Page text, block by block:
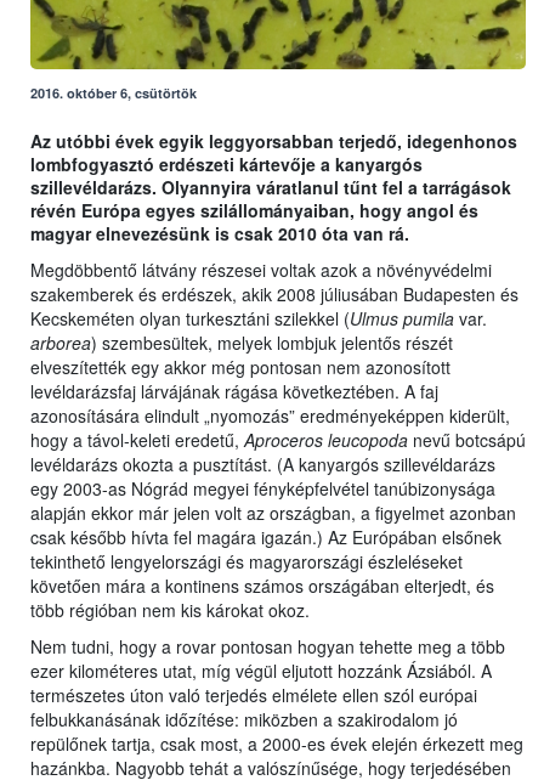
2016. október 6, csütörtök
Az utóbbi évek egyik leggyorsabban terjedő, idegenhonos
lombfogyasztó erdészeti kártevője a kanyargós
szillevéldarázs. Olyannyira váratlanul tűnt fel a tarrágások
révén Európa egyes szilállományaiban, hogy angol és
magyar elnevezésünk is csak 2010 óta van rá.
Megdöbbentő látvány részesei voltak azok a növényvédelmi
szakemberek és erdészek, akik 2008 júliusában Budapesten és
Kecskeméten olyan turkesztáni szilekkel (Ulmus pumila var.
arborea) szembesültek, melyek lombjuk jelentős részét
elveszítették egy akkor még pontosan nem azonosított
levéldarázsfaj lárvájának rágása következtében. A faj
azonosítására elindult „nyomozás” eredményeképpen kiderült,
hogy a távol-keleti eredetű,Aproceros leucopoda nevű botcsápú
levéldarázs okozta a pusztítást. (A kanyargós szillevéldarázs
egy 2003-as Nógrád megyei fényképfelvétel tanúbizonysága
alapján ekkor már jelen volt az országban, a figyelmet azonban
csak később hívta fel magára igazán.) Az Európában elsőnek
tekinthető lengyelországi és magyarországi észleléseket
követően mára a kontinens számos országában elterjedt, és
több régióban nem kis károkat okoz.
Nem tudni, hogy a rovar pontosan hogyan tehette meg a több
ezer kilométeres utat, míg végül eljutott hozzánk Ázsiából. A
természetes úton való terjedés elmélete ellen szól európai
felbukkanásának időzítése: miközben a szakirodalom jó
repülőnek tartja, csak most, a 2000-es évek elején érkezett meg
hazánkba. Nagyobb tehát a valószínűsége, hogy terjedésében